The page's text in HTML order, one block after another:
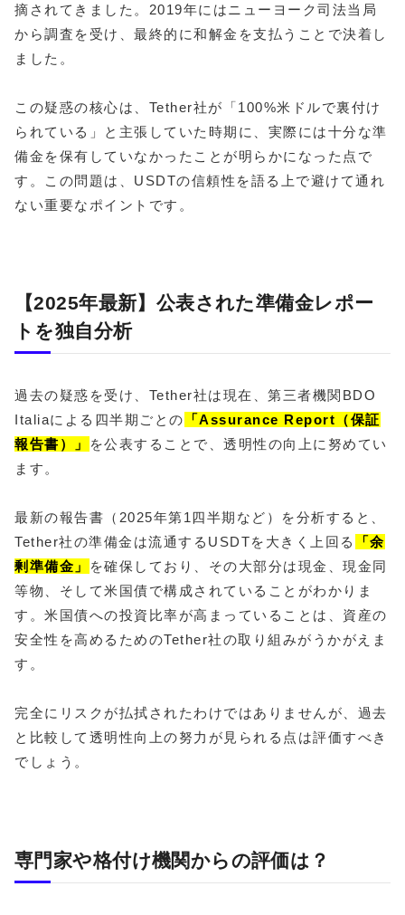
摘されてきました。2019年にはニューヨーク司法当局
から調査を受け、最終的に和解金を支払うことで決着し
ました。
この疑惑の核心は、Tether社が「100%米ドルで裏付け
られている」と主張していた時期に、実際には十分な準
備金を保有していなかったことが明らかになった点で
す。この問題は、USDTの信頼性を語る上で避けて通れ
ない重要なポイントです。
【2025年最新】公表された準備金レポー
トを独自分析
過去の疑惑を受け、Tether社は現在、第三者機関BDO
Italiaによる四半期ごとの 「Assurance Report（保証
報告書）」
を公表することで、透明性の向上に努めてい
ます。
最新の報告書（2025年第1四半期など）を分析すると、
Tether社の準備金は流通するUSDTを大きく上回る
「余
剰準備金」
を確保しており、その大部分は現金、現金同
等物、そして米国債で構成されていることがわかりま
す。米国債への投資比率が高まっていることは、資産の
安全性を高めるためのTether社の取り組みがうかがえま
す。
完全にリスクが払拭されたわけではありませんが、過去
と比較して透明性向上の努力が見られる点は評価すべき
でしょう。
専門家や格付け機関からの評価は？